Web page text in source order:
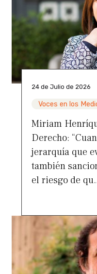
24 de Julio de 2026
Voces en los
Miriam
Derecho:
jerarquía que
también
el riesgo de